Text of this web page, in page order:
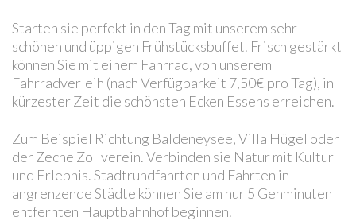
Starten sie perfekt in den Tag mit unserem sehr
schönen und üppigen Frühstücksbuffet. Frisch gestärkt
können Sie mit einem Fahrrad, von unserem
Fahrradverleih (nach Verfügbarkeit 7,50€ pro Tag), in
kürzester Zeit die schönsten Ecken Essens erreichen.
Zum Beispiel Richtung Baldeneysee, Villa Hügel oder
der Zeche Zollverein. Verbinden sie Natur mit Kultur
und Erlebnis. Stadtrundfahrten und Fahrten in
angrenzende Städte können Sie am nur 5 Gehminuten
entfernten Hauptbahnhof beginnen.